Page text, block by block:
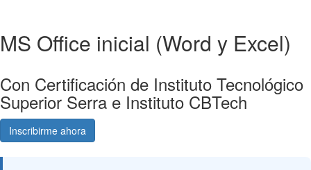
MS Office inicial (Word y Excel)
Con Certificación de Instituto Tecnológico
Superior Serra e Instituto CBTech
Inscribirme ahora